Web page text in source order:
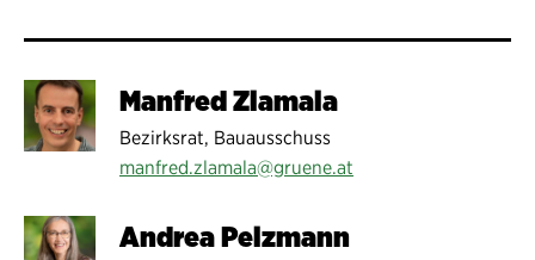
Manfred Zlamala
Bezirksrat, Bauausschuss
manfred.zlamala@gruene.at
Andrea Pelzmann